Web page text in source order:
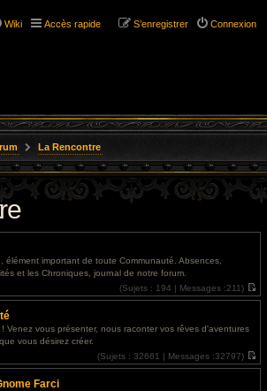
Wiki Accès rapide Connexion
S’enregistrer
La Rencontre
élément important de toute Communauté. Absences,
et les Chroniques, journal de notre forum.
(Sujets : 194 | Messages :211)
V
e
Venez vous présenter, nous raconter vos rêves d'aventures
vous désirez créer.
(Sujets : 32661 | Messages :32797)
V
Farci